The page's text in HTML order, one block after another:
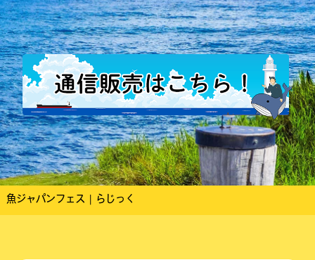
魚ジャパンフェス | らじっく